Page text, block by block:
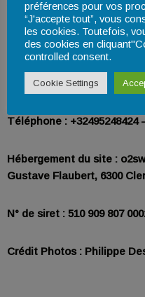
www.phdsolution.be et est
Siège social : 41, rue
TVA : BE 0713210118
Téléphone :
Hébergement du site :
Gustave Flaubert, 6300
N° de siret : 510 909 807
Crédit Photos : Philippe
préférences pour vos
“J'accepte tout”, vous
les cookies. Toutefois,
des cookies en
controlled consent.
Cookie Settings